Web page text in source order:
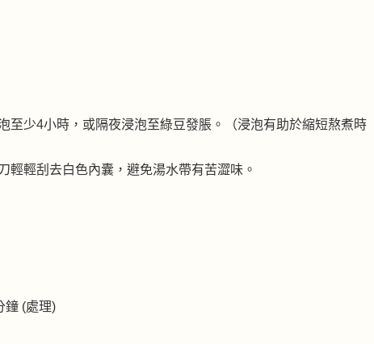
至少4小時，或隔夜浸泡至綠豆發脹。（浸泡有助於縮短熬煮時
輕輕刮去白色內囊，避免湯水帶有苦澀味。
鐘 (處理)